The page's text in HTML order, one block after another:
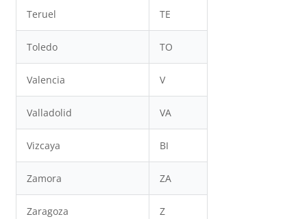
Teruel TE
Toledo TO
Valencia V
Valladolid VA
Vizcaya BI
Zamora ZA
Zaragoza Z